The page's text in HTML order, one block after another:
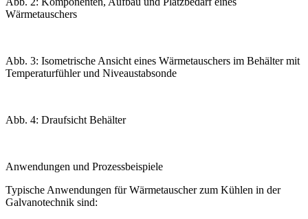
Wärmetauschers
Abb. 3: Isometrische Ansicht eines Wärmetauschers im Behälter mit
Temperaturfühler und Niveaustabsonde
Abb. 4: Draufsicht Behälter
Anwendungen und Prozessbeispiele
Typische Anwendungen für Wärmetauscher zum Kühlen in der
Galvanotechnik sind: